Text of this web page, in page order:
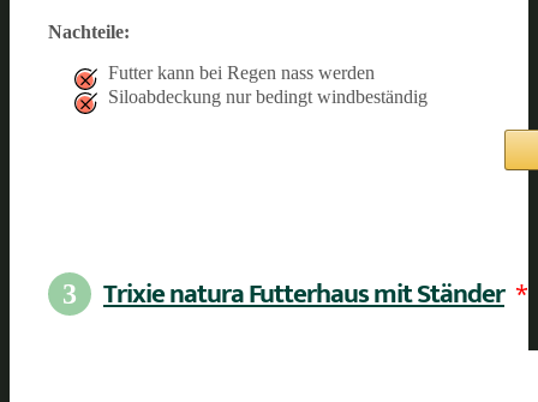
Nachteile:
Futter kann bei Regen nass werden
Siloabdeckung nur bedingt windbeständig
3 Trixie natura Futterhaus mit Ständer *